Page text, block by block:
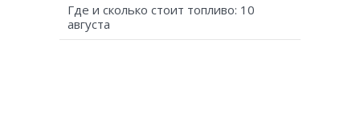
Где и сколько стоит топливо: 10
августа